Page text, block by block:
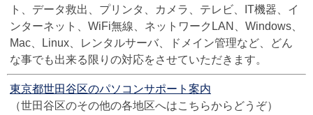
ト、データ救出、プリンタ、カメラ、テレビ、IT機器、イ
ンターネット、WiFi無線、ネットワークLAN、Windows、
Mac、Linux、レンタルサーバ、ドメイン管理など、どん
な事でも出来る限りの対応をさせていただきます。
東京都世田谷区のパソコンサポート案内
（世田谷区のその他の各地区へはこちらからどうぞ）